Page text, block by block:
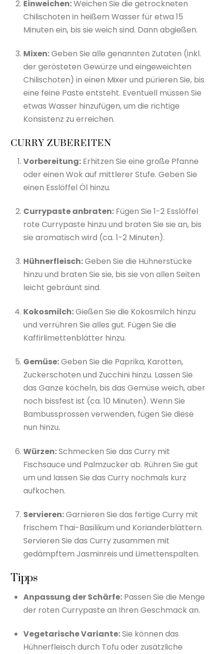
Einweichen:Weichen Sie die getrockneten
Chilischoten in heißem Wasser für etwa 15
Minuten ein, bis sie weich sind. Dann abgießen.
Mixen:Geben Sie alle genannten Zutaten (inkl.
der gerösteten Gewürze und eingeweichten
Chilischoten) in einen Mixer und pürieren Sie, bis
eine feine Paste entsteht. Eventuell müssen Sie
etwas Wasser hinzufügen, um die richtige
Konsistenz zu erreichen.
CURRY ZUBEREITEN
Vorbereitung: Erhitzen Sie eine große Pfanne
oder einen Wok auf mittlerer Stufe. Geben Sie
einen Esslöffel Öl hinzu.
Currypaste anbraten: Fügen Sie 1-2 Esslöffel
rote Currypaste hinzu und braten Sie sie an, bis
sie aromatisch wird (ca. 1-2 Minuten).
Hühnerfleisch:Geben Sie die Hühnerstücke
hinzu und braten Sie sie, bis sie von allen Seiten
leicht gebräunt sind.
Kokosmilch:Gießen Sie die Kokosmilch hinzu
und verrühren Sie alles gut. Fügen Sie die
Kaffirlimettenblätter hinzu.
Gemüse:Geben Sie die Paprika, Karotten,
Zuckerschoten und Zucchini hinzu. Lassen Sie
das Ganze köcheln, bis das Gemüse weich, aber
noch bissfest ist (ca. 10 Minuten). Wenn Sie
Bambussprossen verwenden, fügen Sie diese
nun hinzu.
Würzen:Schmecken Sie das Curry mit
Fischsauce und Palmzucker ab. Rühren Sie gut
um und lassen Sie das Curry nochmals kurz
aufkochen.
Servieren:Garnieren Sie das fertige Curry mit
frischem Thai-Basilikum und Korianderblättern.
Servieren Sie das Curry zusammen mit
gedämpftem Jasminreis und Limettenspalten.
Tipps
Anpassung der Schärfe: Passen Sie die Menge
der roten Currypaste an Ihren Geschmack an.
Vegetarische Variante:Sie können das
Hühnerfleisch durch Tofu oder zusätzliche